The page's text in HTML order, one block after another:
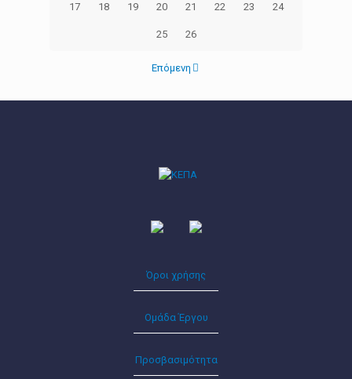
17 18 19 20 21 22 23 24
25 26
Επόμενη
Όροι χρήσης
Ομάδα Έργου
Προσβασιμότητα